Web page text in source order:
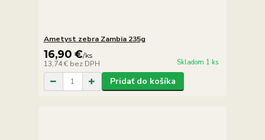
Ametyst zebra Zambia 235g
16,90 €/ks
13,74 € bez DPH Skladom 1 ks
Pridať do košíka